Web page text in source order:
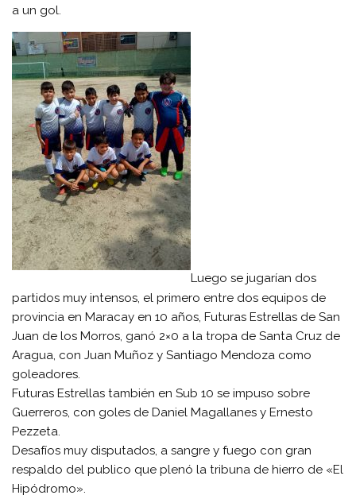
a un gol.
Luego se jugarían dos
partidos muy intensos, el primero entre dos equipos de
provincia en Maracay en 10 años, Futuras Estrellas de San
Juan de los Morros, ganó 2×0 a la tropa de Santa Cruz de
Aragua, con Juan Muñoz y Santiago Mendoza como
goleadores.
Futuras Estrellas también en Sub 10 se impuso sobre
Guerreros, con goles de Daniel Magallanes y Ernesto
Pezzeta.
Desafíos muy disputados, a sangre y fuego con gran
respaldo del publico que plenó la tribuna de hierro de «El
Hipódromo».